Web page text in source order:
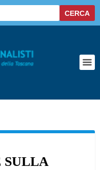
SULLA